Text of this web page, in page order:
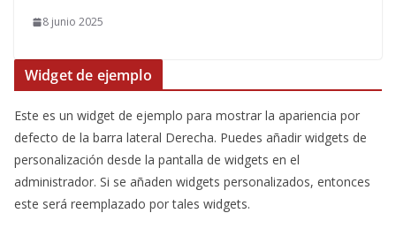
8 junio 2025
Widget de ejemplo
Este es un widget de ejemplo para mostrar la apariencia por
defecto de la barra lateral Derecha. Puedes añadir widgets de
personalización desde la pantalla de widgets en el
administrador. Si se añaden widgets personalizados, entonces
este será reemplazado por tales widgets.